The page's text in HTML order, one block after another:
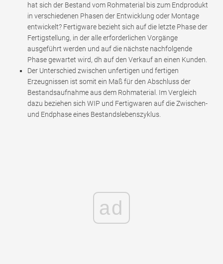
hat sich der Bestand vom Rohmaterial bis zum Endprodukt
in verschiedenen Phasen der Entwicklung oder Montage
entwickelt? Fertigware bezieht sich auf die letzte Phase der
Fertigstellung, in der alle erforderlichen Vorgänge
ausgeführt werden und auf die nächste nachfolgende
Phase gewartet wird, dh auf den Verkauf an einen Kunden.
Der Unterschied zwischen unfertigen und fertigen
Erzeugnissen ist somit ein Maß für den Abschluss der
Bestandsaufnahme aus dem Rohmaterial. Im Vergleich
dazu beziehen sich WIP und Fertigwaren auf die Zwischen-
und Endphase eines Bestandslebenszyklus.
ad